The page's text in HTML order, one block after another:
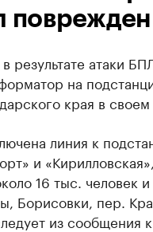
результате атаки
на
края в своем
линия к
и
16 тыс. человек
Борисовки, пер.
из сообщения